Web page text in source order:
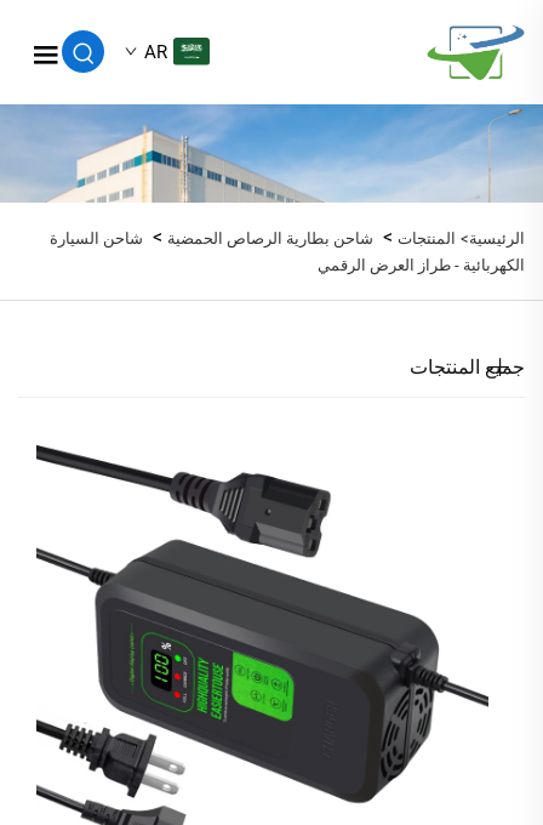
AR
الرئيسية> المنتجات > شاحن بطارية الرصاص الحمضية > شاحن السيارة
الكهربائية - طراز العرض الرقمي
جميع المنتجات